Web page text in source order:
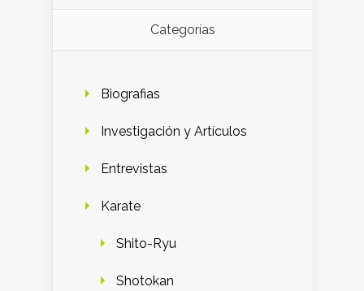
Categorías
Biografias
Investigación y Artículos
Entrevistas
Karate
Shito-Ryu
Shotokan